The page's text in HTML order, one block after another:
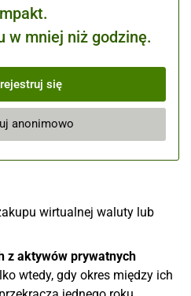
w mniej niż godzinę.
się
anonimowo
wirtualnej waluty lub
z aktywów prywatnych
wtedy, gdy okres między ich